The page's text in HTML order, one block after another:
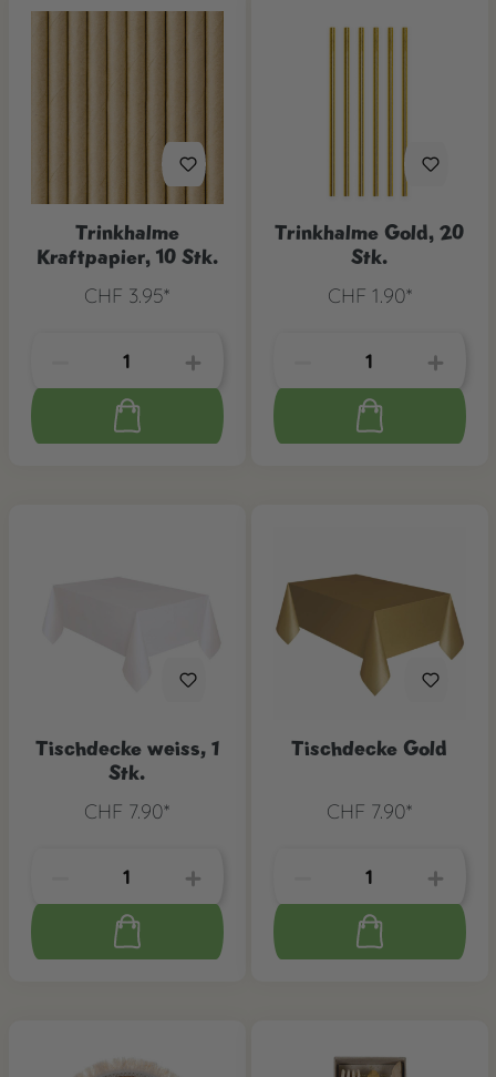
Trinkhalme
Kraftpapier, 10 Stk.
CHF 3.95*
Trinkhalme Gold, 20
Stk.
CHF 1.90*
Tischdecke weiss, 1
Stk.
CHF 7.90*
Tischdecke Gold
CHF 7.90*